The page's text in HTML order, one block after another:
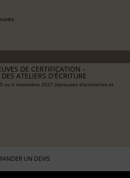
DE CERTIFICATION -
ATELIERS D'ÉCRITURE
ou 6 novembre 2027 (épreuves d’animation et
UN DEVIS